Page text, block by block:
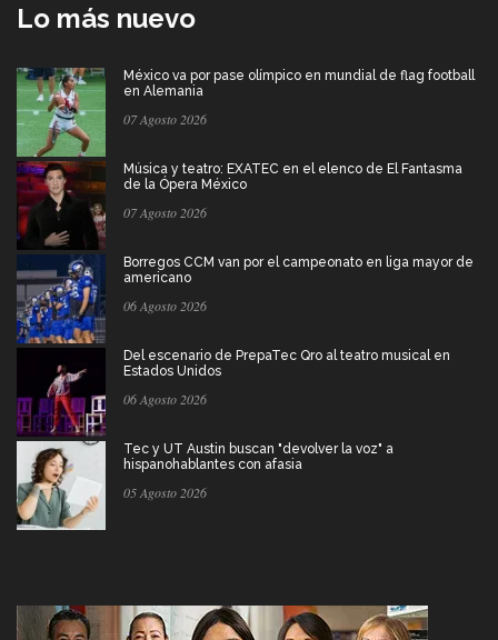
Lo más nuevo
México va por pase olímpico en mundial de flag football
en Alemania
07 Agosto 2026
Música y teatro: EXATEC en el elenco de El Fantasma
de la Ópera México
07 Agosto 2026
Borregos CCM van por el campeonato en liga mayor de
americano
06 Agosto 2026
Del escenario de PrepaTec Qro al teatro musical en
Estados Unidos
06 Agosto 2026
Tec y UT Austin buscan "devolver la voz" a
hispanohablantes con afasia
05 Agosto 2026